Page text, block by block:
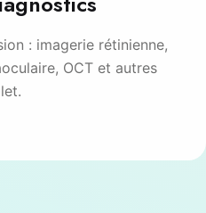
: imagerie rétinienne,
OCT et autres